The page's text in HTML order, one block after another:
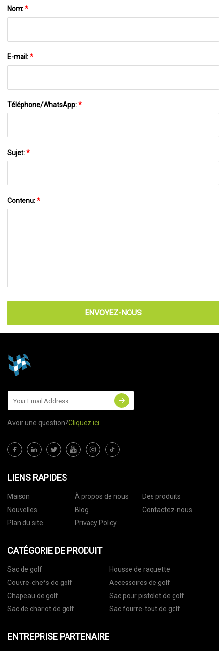
Nom:*
E-mail:*
Téléphone/WhatsApp:*
Sujet:*
Contenu:*
ENVOYEZ-NOUS
Avoir une question?Cliquez ici
LIENS RAPIDES
Maison À propos de nous
Des produits
Nouvelles
Blog
Contactez-nous
Plan du site
Privacy Policy
CATÉGORIE DE PRODUIT
Sac de golf
Housse de raquette
Couvre-chefs de golf
Accessoires de golf
Chapeau de golf
Sac pour pistolet de golf
Sac de chariot de golf
Sac fourre-tout de golf
ENTREPRISE PARTENAIRE